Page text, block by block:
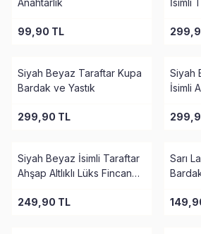
99,90 TL
Siyah Beyaz Taraftar Kupa
Bardak ve Yastık
299,90 TL
Siyah
İsimli
Siyah Beyaz İsimli Taraftar
Ahşap Altlıklı Lüks Fincan
249,90 TL
Sarı